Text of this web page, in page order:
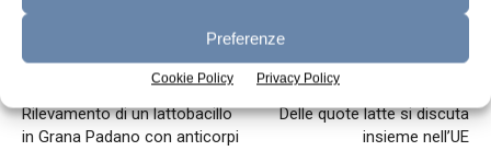
Preferenze
Cookie Policy Privacy Policy
Rilevamento di un lattobacillo
in Grana Padano con anticorpi
Delle quote latte si discuta
insieme nell’UE